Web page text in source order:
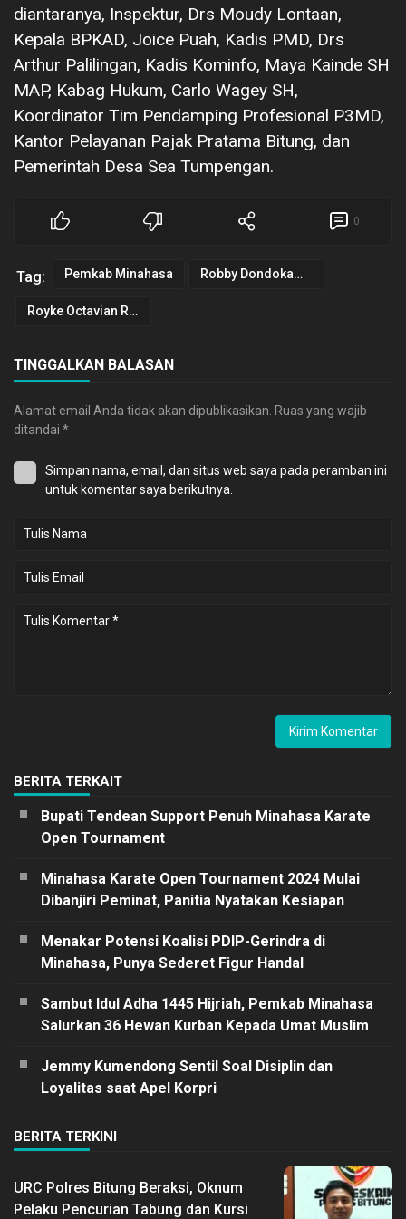
diantaranya, Inspektur, Drs Moudy Lontaan,
Kepala BPKAD, Joice Puah, Kadis PMD, Drs
Arthur Palilingan, Kadis Kominfo, Maya Kainde SH
MAP, Kabag Hukum, Carlo Wagey SH,
Koordinator Tim Pendamping Profesional P3MD,
Kantor Pelayanan Pajak Pratama Bitung, dan
Pemerintah Desa Sea Tumpengan.
0
Tag: Pemkab Minahasa Robby Dondokambey
Royke Octavian Roring
TINGGALKAN BALASAN
Alamat email Anda tidak akan dipublikasikan. Ruas yang wajib
ditandai *
Simpan nama, email, dan situs web saya pada peramban ini
untuk komentar saya berikutnya.
BERITA TERKAIT
Bupati Tendean Support Penuh Minahasa Karate
Open Tournament
Minahasa Karate Open Tournament 2024 Mulai
Dibanjiri Peminat, Panitia Nyatakan Kesiapan
Menakar Potensi Koalisi PDIP-Gerindra di
Minahasa, Punya Sederet Figur Handal
Sambut Idul Adha 1445 Hijriah, Pemkab Minahasa
Salurkan 36 Hewan Kurban Kepada Umat Muslim
Jemmy Kumendong Sentil Soal Disiplin dan
Loyalitas saat Apel Korpri
BERITA TERKINI
URC Polres Bitung Beraksi, Oknum
Pelaku Pencurian Tabung dan Kursi